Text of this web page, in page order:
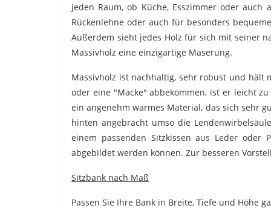
jeden Raum, ob Küche, Esszimmer oder
Rückenlehne oder auch für besonders
Außerdem sieht jedes Holz für sich mit seiner
Massivholz eine einzigartige Maserung.
Massivholz ist nachhaltig, sehr robust und hält
oder eine "Macke" abbekommen, ist er leicht
ein angenehm warmes Material, das sich sehr
hinten angebracht umso die
einem passenden Sitzkissen aus Leder
abgebildet werden können. Zur besseren
Sitzbank nach Maß
Passen Sie Ihre Bank in Breite, Tiefe und Höhe